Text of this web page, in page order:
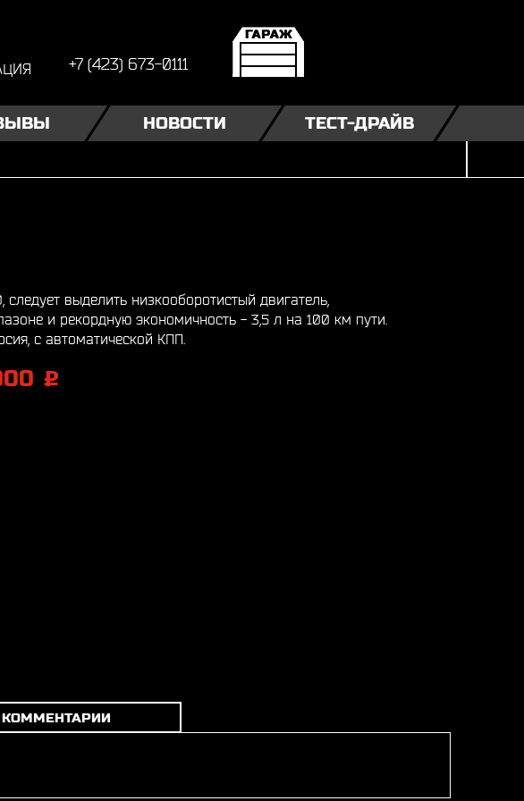
+7 (423) 673-0111
НОВОСТИ ТЕСТ-ДРАЙВ
следует выделить низкооборотистый двигатель,
и рекордную экономичность - 3,5 л на 100 км пути.
с автоматической КПП.
j
КОММЕНТАРИИ